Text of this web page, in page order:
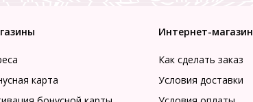
карта
Интернет-магазин
Как сделать заказ
Условия доставки